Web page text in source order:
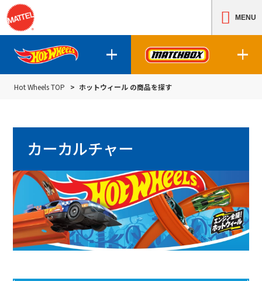
MENU
Hot Wheels TOP ホットウィール の商品を探す
カーカルチャー